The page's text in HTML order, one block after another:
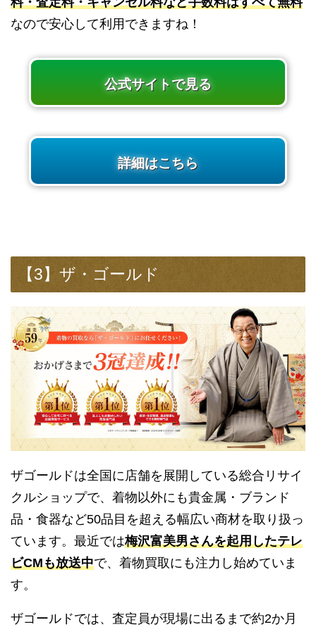
なので安心して利用できますね！
公式サイトで見る
詳細はこちら
【3】ザ・ゴールド
ザゴールドは全国に店舗を展開している総合リサイ
クルショップで、着物以外にも貴金属・ブランド
品・食器など50品目を超える幅広い商材を取り扱っ
ています。最近では梅沢富美男さんを起用したテレ
ビCMも放送中で、着物買取にも注力し始めていま
す。
ザゴールドでは、査定員が現場に出るまで約2か月